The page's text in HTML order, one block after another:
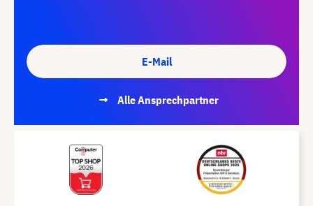
E-Mail
Alle Ansprechpartner